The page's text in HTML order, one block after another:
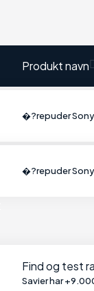
Produkt navn
�?repuder Sony
�?repuder Sony
Find og test
Savier har